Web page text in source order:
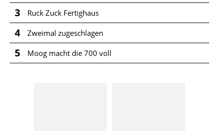
3 Ruck Zuck Fertighaus
4 Zweimal zugeschlagen
5 Moog macht die 700 voll